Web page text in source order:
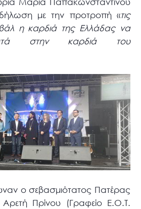
με την προτροπή «τις
η καρδιά της Ελλάδας να
στην καρδιά του
ο σεβασμιότατος Πατέρας
Πρίνου (Γραφείο Ε.Ο.Τ.